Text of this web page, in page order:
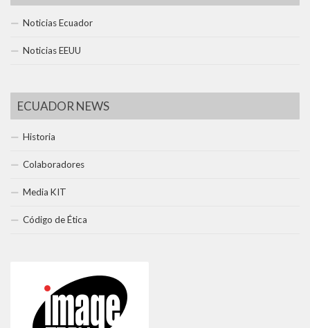
Noticias Ecuador
Noticias EEUU
ECUADOR NEWS
Historia
Colaboradores
Media KIT
Código de Ética